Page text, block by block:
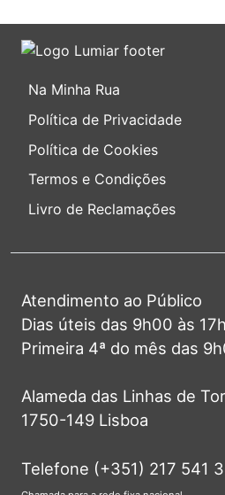
Na Minha Rua
Política de Privacidade
Política de Cookies
Termos e Condições
Livro de Reclamações
Atendimento ao Público
Dias úteis das 9h00 às
Primeira 4ª do mês das
Alameda das Linhas de
1750-149 Lisboa
Telefone (+351) 217 541